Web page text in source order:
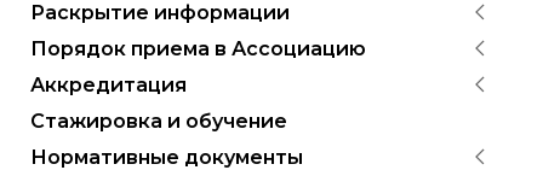
Раскрытие информации
Порядок приема в Ассоциацию
Аккредитация
Стажировка и обучение
Нормативные документы